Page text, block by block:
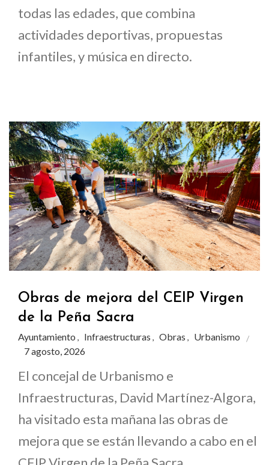
todas las edades, que combina
actividades deportivas, propuestas
infantiles, y música en directo.
Obras de mejora del CEIP Virgen
de la Peña Sacra
Ayuntamiento , Infraestructuras , Obras , Urbanismo
7 agosto, 2026
El concejal de Urbanismo e
Infraestructuras, David Martínez-Algora,
ha visitado esta mañana las obras de
mejora que se están llevando a cabo en el